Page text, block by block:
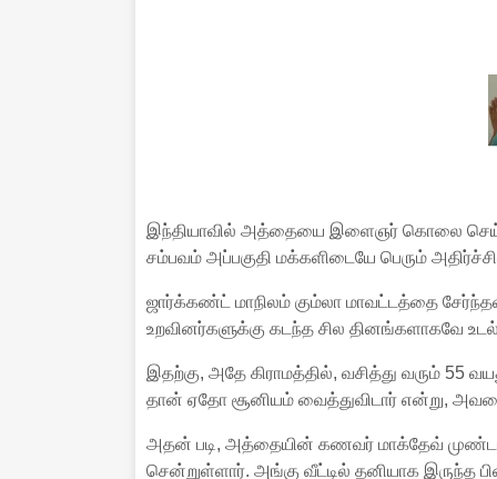
இந்தியாவில் அத்தையை இளைஞர் கொலை
சம்பவம் அப்பகுதி மக்களிடையே பெரும்
ஜார்க்கண்ட் மாநிலம் கும்லா மாவட்டத்தை
உறவினர்களுக்கு கடந்த சில தினங்களாகவே
இதற்கு, அதே கிராமத்தில், வசித்து வரும் 55
தான் ஏதோ சூனியம் வைத்துவிடார் என்று,
அதன் படி, அத்தையின் கணவர் மாக்தேவ்
சென்றுள்ளார். அங்கு வீட்டில் தனியாக இருந்த